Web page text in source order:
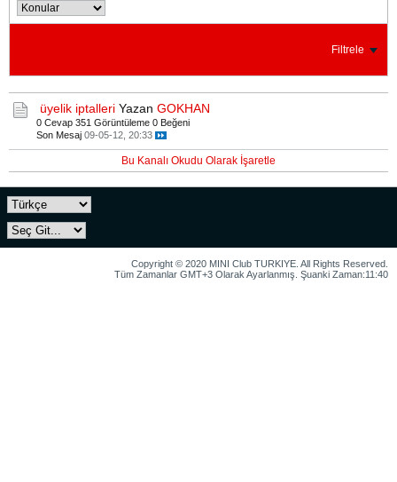
Filtrele
üyelik iptalleri Yazan GOKHAN
0 Cevap 351 Görüntüleme 0 Beğeni
Son Mesaj 09-05-12, 20:33
Bu Kanalı Okudu Olarak İşaretle
Copyright © 2020 MINI Club TURKIYE. All Rights Reserved.
Tüm Zamanlar GMT+3 Olarak Ayarlanmış. Şuanki Zaman:11:40